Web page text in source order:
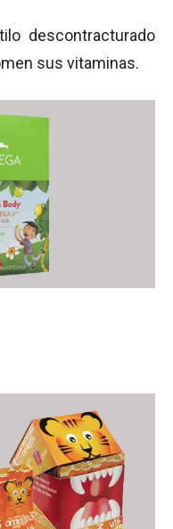
descontracturado
sus vitaminas.